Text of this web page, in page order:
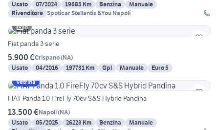
Usato
07/2024 19683 Km Benzina
Manuale
Rivenditore Spoticar Stellantis &You Napoli
6
Fiat panda 3 serie
5.900 €Crispano(NA)
Usato
04/2016 197731 Km Gpl Manuale
Euro 5
Vetrina
FIAT Panda 1.0 FireFly 70cv S&S Hybrid Pandina
13.500 €Napoli(NA)
Usato
05/2025 26223 Km Benzina
Manuale